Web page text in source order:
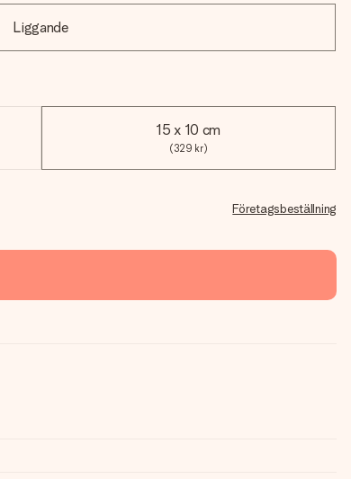
Liggande
15 x 10 cm
(329 kr)
Företagsbeställning